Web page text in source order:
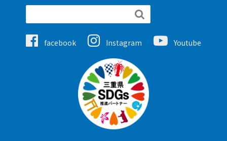

facebook Instagram Youtube